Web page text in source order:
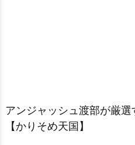
アンジャッシュ渡部が厳
【かりそめ天国】